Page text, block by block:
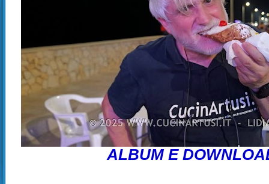
ALBUM E